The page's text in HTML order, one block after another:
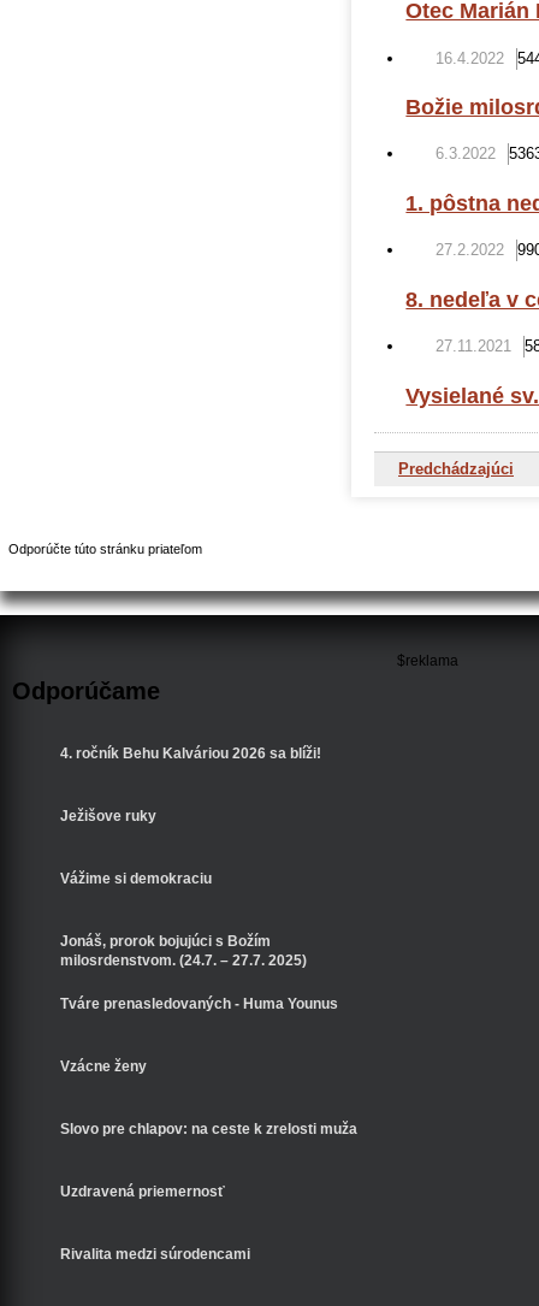
Otec Marián
16.4.2022
Božie
6.3.2022
1. pôstna
27.2.2022
8. nedeľa v
27.11.2021
Vysielané
Predchádzajúci
Odporúčte túto stránku priateľom
Odporúčame
4. ročník Behu Kalváriou 2026 sa blíži!
Ježišove ruky
Vážime si demokraciu
Jonáš, prorok bojujúci s Božím
milosrdenstvom. (24.7. – 27.7. 2025)
Tváre prenasledovaných - Huma Younus
Vzácne ženy
Slovo pre chlapov: na ceste k zrelosti muža
Uzdravená priemernosť
Rivalita medzi súrodencami
$reklama